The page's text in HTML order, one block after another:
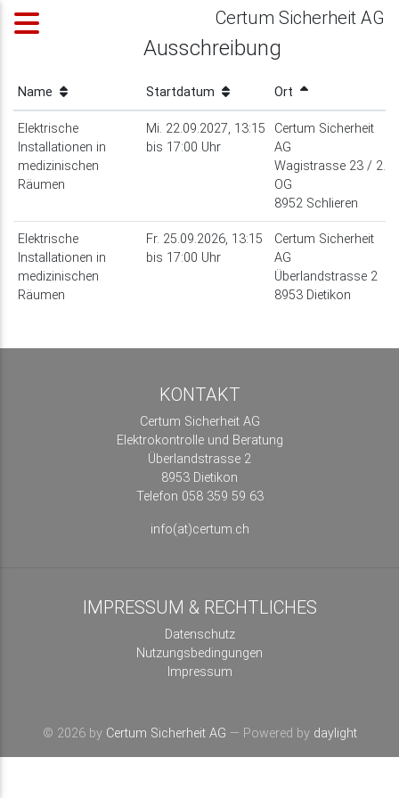
Certum Sicherheit AG
Ausschreibung
Name Startdatum Ort
Elektrische
Installationen in
medizinischen
Räumen
Mi. 22.09.2027, 13:15
bis 17:00 Uhr
Certum Sicherheit
AG
Wagistrasse 23 / 2.
OG
8952 Schlieren
Elektrische
Installationen in
medizinischen
Räumen
Fr. 25.09.2026, 13:15
bis 17:00 Uhr
Certum Sicherheit
AG
Überlandstrasse 2
8953 Dietikon
KONTAKT
Certum Sicherheit AG
Elektrokontrolle und Beratung
Überlandstrasse 2
8953 Dietikon
Telefon 058 359 59 63
info(at)certum.ch
IMPRESSUM & RECHTLICHES
Datenschutz
Nutzungsbedingungen
Impressum
© 2026 by Certum Sicherheit AG — Powered by daylight